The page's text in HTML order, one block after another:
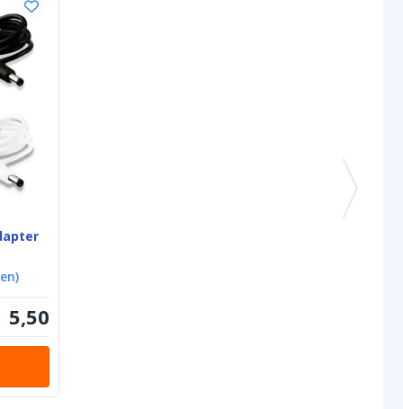
LED Streifen
)
5,50